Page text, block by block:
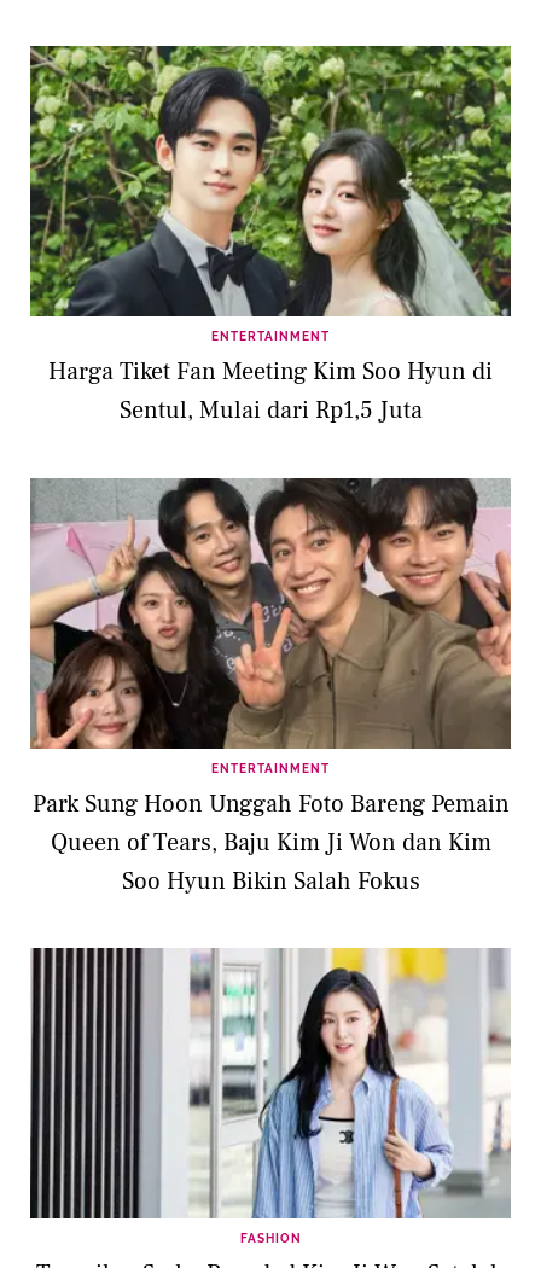
ENTERTAINMENT
Harga Tiket Fan Meeting Kim Soo Hyun di
Sentul, Mulai dari Rp1,5 Juta
ENTERTAINMENT
Park Sung Hoon Unggah Foto Bareng Pemain
Queen of Tears, Baju Kim Ji Won dan Kim
Soo Hyun Bikin Salah Fokus
FASHION